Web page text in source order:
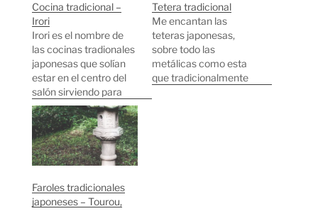
Cocina tradicional –
Irori
Irori es el nombre de
las cocinas tradionales
japonesas que solían
estar en el centro del
salón sirviendo para
cocinar y calentar la
casa en general. En el
centro cuelga un
Jizaikagi que es donde
se engancha la cazuela
también hay en los
bordes…
Tetera tradicional
Me encantan las
teteras japonesas,
sobre todo las
metálicas como esta
que tradicionalmente
Faroles tradicionales
japoneses – Tourou,